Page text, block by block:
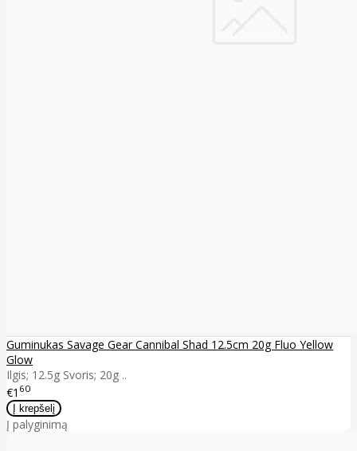
Guminukas Savage Gear Cannibal Shad 12.5cm 20g Fluo Yellow
Glow
Ilgis; 12.5g Svoris; 20g ..
€1 60
Į palyginimą